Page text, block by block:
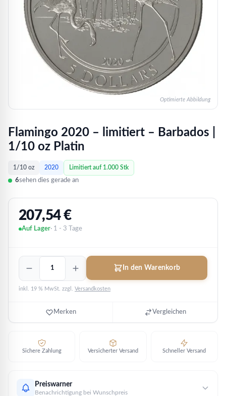
Optimierte Abbildung
Flamingo 2020 – limitiert – Barbados |
1/10 oz Platin
1/10 oz 2020 Limitiert auf 1.000 Stk
6sehen dies gerade an
207,54€
Auf Lager· 1 - 3 Tage
Flamingo
2020
-
limitiert
Platin
In den Warenkorb
inkl. 19 % MwSt. zzgl. Versandkosten
Merken Vergleichen
Sichere Zahlung Versicherter Versand Schneller Versand
Preiswarner
Benachrichtigung bei Wunschpreis